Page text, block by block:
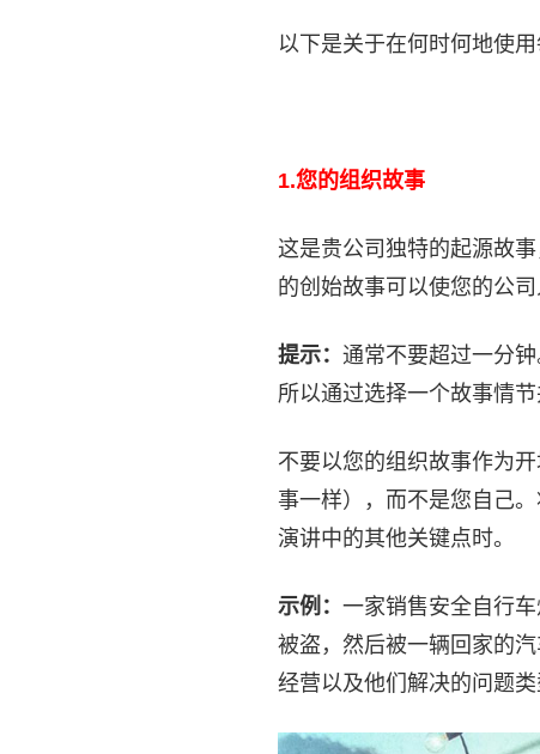
以下是关于在何时何地使
1.您的组织故事
这是贵公司独特的起源故
的创始故事可以使您的公
提示： 通常不要超过一分
所以通过选择一个故事情
不要以您的组织故事作为
事一样），而不是您自己
演讲中的其他关键点时。
示例： 一家销售安全自行
被盗，然后被一辆回家的
经营以及他们解决的问题类